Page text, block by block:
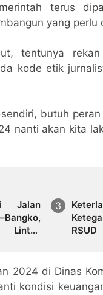
terus
yang perlu
tentunya
kode etik
butuh
nanti akan kita
Jalan
2024 di Dinas
kondisi